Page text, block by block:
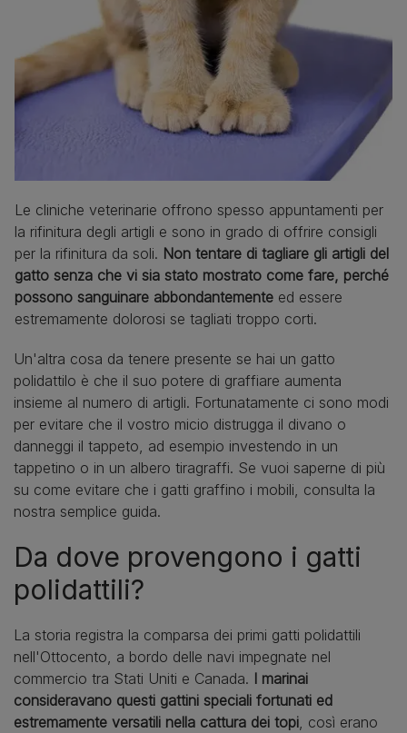
Le cliniche veterinarie offrono spesso appuntamenti per
la rifinitura degli artigli e sono in grado di offrire consigli
per la rifinitura da soli. Non tentare di tagliare gli artigli del
gatto senza che vi sia stato mostrato come fare, perché
possono sanguinare abbondantemente ed essere
estremamente dolorosi se tagliati troppo corti.
Un'altra cosa da tenere presente se hai un gatto
polidattilo è che il suo potere di graffiare aumenta
insieme al numero di artigli. Fortunatamente ci sono modi
per evitare che il vostro micio distrugga il divano o
danneggi il tappeto, ad esempio investendo in un
tappetino o in un albero tiragraffi. Se vuoi saperne di più
su come evitare che i gatti graffino i mobili, consulta la
nostra semplice guida.
Da dove provengono i gatti
polidattili?
La storia registra la comparsa dei primi gatti polidattili
nell'Ottocento, a bordo delle navi impegnate nel
commercio tra Stati Uniti e Canada. I marinai
consideravano questi gattini speciali fortunati ed
estremamente versatili nella cattura dei topi, così erano